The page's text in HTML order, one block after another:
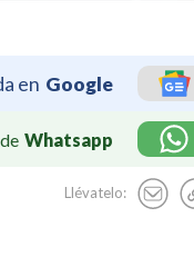
en Google
Whatsapp
Llévatelo: